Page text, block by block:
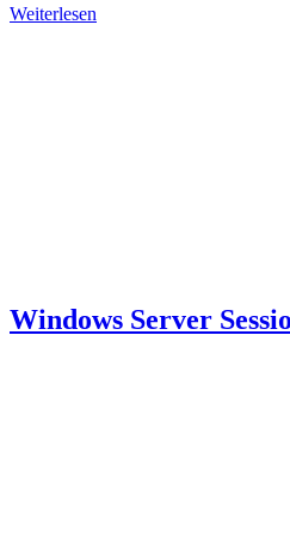
Weiterlesen
Windows Server